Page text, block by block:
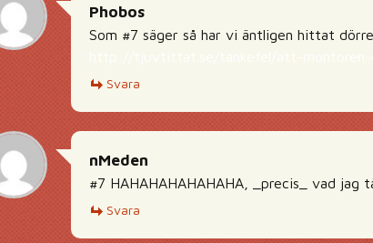
Phobos
Som #7 säger så har vi äntligen hittat
Svara
nMeden
#7 HAHAHAHAHAHAHA, _precis_ vad jag
Svara